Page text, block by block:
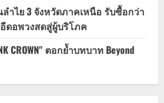
ำไย 3 จังหวัดภาคเหนือ รับซื้อกว่า
ดอพวงสดสู่ผู้บริโภค
CROWN" ตอกย้ำบทบาท Beyond